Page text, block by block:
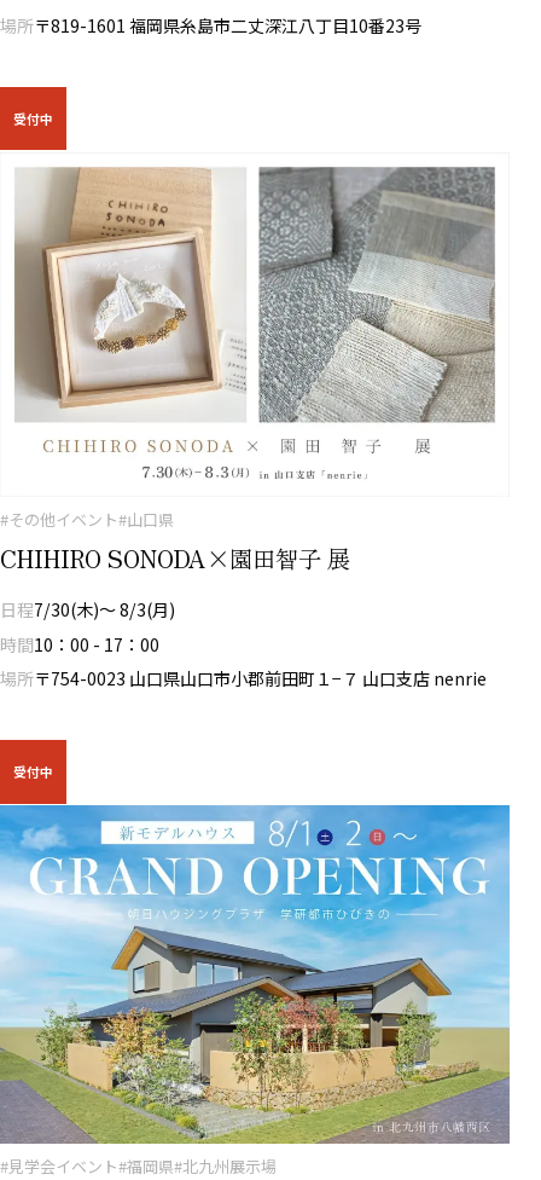
場所〒819-1601 福岡県糸島市二丈深江八丁目10番23号
受付中
#その他イベント#山口県
CHIHIRO SONODA×園田智子 展
日程7/30(木)～ 8/3(月)
時間10：00 - 17：00
場所〒754-0023 山口県山口市小郡前田町１−７ 山口支店 nenrie
受付中
#見学会イベント#福岡県#北九州展示場